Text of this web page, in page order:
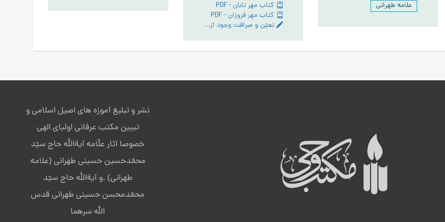
علامه طهرانی
کتاب مهر تابان - PDF
کتاب مهر فروزان - PDF
تعیّن و صرافت وجود از نظر علامه طهرانی و طباطبایی
نشر و تبلیغ آموزه های اصیل اسلامی و
تبیین مکتب عرفانی اولیای الهی
خصوصا آثار علّامه آیةالله حاج سیّد
محمّدحسین حسینی طهرانی (علامه
طهرانی) .و آیةالله حاج سیّد
محمّدمحسن حسینی طهرانی قدس
الله سرهما